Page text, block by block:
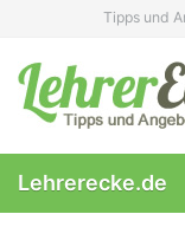
content
Tipps und
Lehrerecke.de